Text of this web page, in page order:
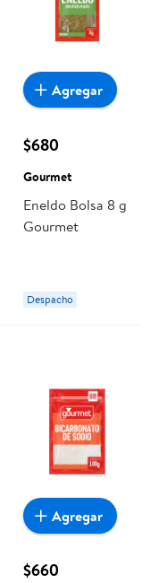
$680
Gourmet
Eneldo Bolsa 8 g
Gourmet
Despacho
Agregar
$660
Agregar